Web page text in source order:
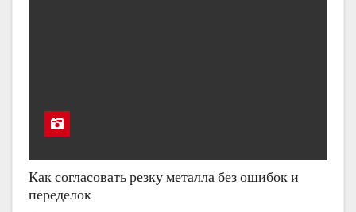
Как согласовать резку металла без ошибок и
переделок